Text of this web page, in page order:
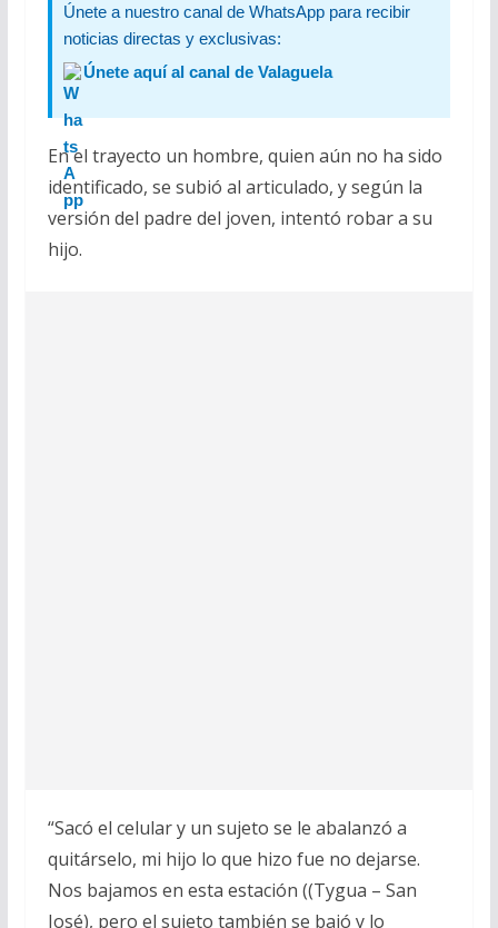
Únete a nuestro canal de WhatsApp para recibir
noticias directas y exclusivas:
Únete aquí al canal de Valaguela
En el trayecto un hombre, quien aún no ha sido
identificado, se subió al articulado, y según la
versión del padre del joven, intentó robar a su
hijo.
“Sacó el celular y un sujeto se le abalanzó a
quitárselo, mi hijo lo que hizo fue no dejarse.
Nos bajamos en esta estación ((Tygua – San
José), pero el sujeto también se bajó y lo